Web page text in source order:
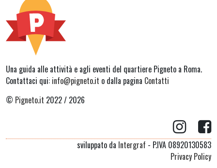
Una guida alle attività e agli eventi del quartiere Pigneto a Roma.
Contattaci qui: info@pigneto.it o dalla pagina Contatti
© Pigneto.it 2022 / 2026
sviluppato da Intergraf - P.IVA 08920130583
Privacy Policy